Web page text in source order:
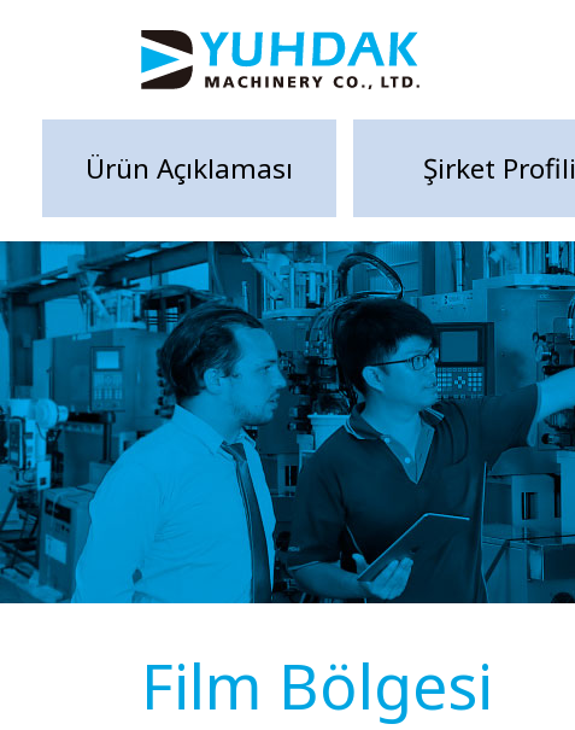
Ürün Açıklaması Şirket Profili
Film Bölgesi